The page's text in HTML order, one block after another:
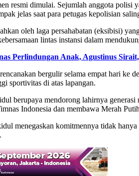
resmi dimulai. Sejumlah anggota polisi
jelas saat para petugas kepolisian
oleh laga persahabatan (eksibisi)
lintas instansi dalam
Perlindungan Anak, Agustinus
bergulir selama empat hari ke
sportivitas di atas lapangan.
berupaya mendorong lahirnya
Indonesia dan membawa Merah
menegaskan komitmennya tidak